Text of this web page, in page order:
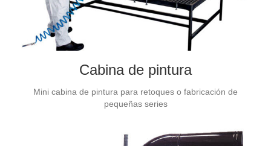
Cabina de pintura
Mini cabina de pintura para retoques o fabricación de
pequeñas series